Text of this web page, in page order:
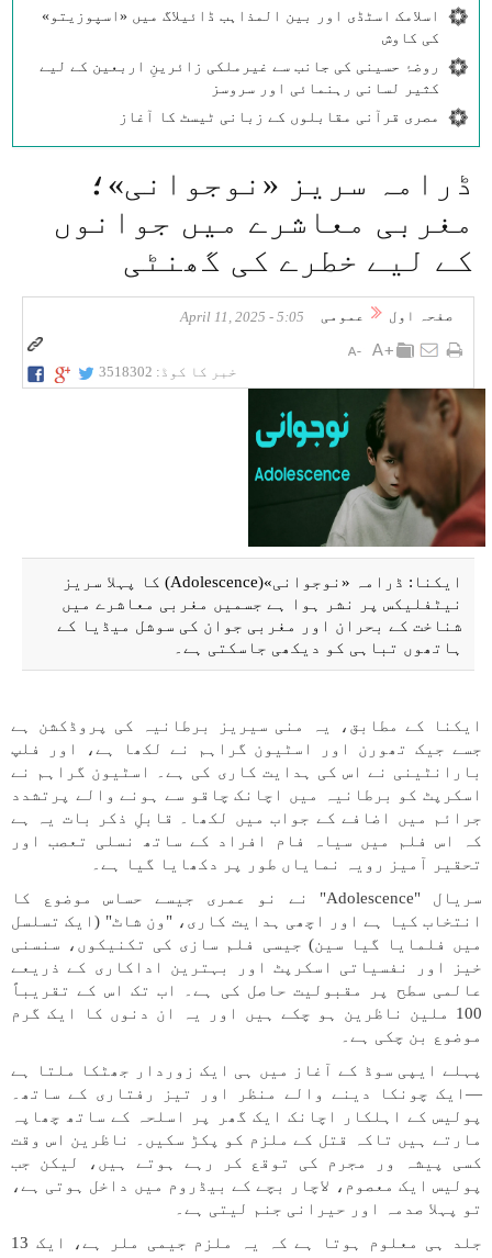
اسلامک اسٹڈی اور بین المذاہب ڈائیلاگ میں «اسپوزیتو»
کی کاوش
روضۂ حسینی کی جانب سے غیرملکی زائرینِ اربعین کے لیے
کثیر لسانی رہنمائی اور سروسز
مصری قرآنی مقابلوں کے زبانی ٹیسٹ کا آغاز
ڈرامہ سریز «نوجوانی»؛
مغربی معاشرے میں جوانوں
کے لیے خطرے کی گھنٹی
صفحہ اول عمومی 5:05 - April 11, 2025
خبر کا کوڈ: 3518302
ایکنا: ڈرامہ «نوجوانی»(Adolescence) کا پہلا سریز
نیٹفلیکس پر نشر ہوا ہے جسمیں مغربی معاشرے میں
شناخت کے بحران اور مغربی جوان کی سوشل میڈیا کے
ہاتھوں تباہی کو دیکھی جاسکتی ہے۔
ایکنا کے مطابق، یہ منی سیریز برطانیہ کی پروڈکشن ہے
جسے جیک تھورن اور اسٹیون گراہم نے لکھا ہے، اور فلپ
بارانٹینی نے اس کی ہدایت کاری کی ہے۔ اسٹیون گراہم نے
اسکرپٹ کو برطانیہ میں اچانک چاقو سے ہونے والے پرتشدد
جرائم میں اضافے کے جواب میں لکھا۔ قابلِ ذکر بات یہ ہے
کہ اس فلم میں سیاہ فام افراد کے ساتھ نسلی تعصب اور
تحقیر آمیز رویہ نمایاں طور پر دکھایا گیا ہے۔
سریال "Adolescence" نے نو عمری جیسے حساس موضوع کا
انتخاب کیا ہے اور اچھی ہدایت کاری، "ون شاٹ" (ایک تسلسل
میں فلمایا گیا سین) جیسی فلم سازی کی تکنیکوں، سنسنی
خیز اور نفسیاتی اسکرپٹ اور بہترین اداکاری کے ذریعے
عالمی سطح پر مقبولیت حاصل کی ہے۔ اب تک اس کے تقریباً
100 ملین ناظرین ہو چکے ہیں اور یہ ان دنوں کا ایک گرم
موضوع بن چکی ہے۔
پہلے ایپی سوڈ کے آغاز میں ہی ایک زوردار جھٹکا ملتا ہے
—ایک چونکا دینے والے منظر اور تیز رفتاری کے ساتھ۔
پولیس کے اہلکار اچانک ایک گھر پر اسلحہ کے ساتھ چھاپہ
مارتے ہیں تاکہ قتل کے ملزم کو پکڑ سکیں۔ ناظرین اس وقت
کسی پیشہ ور مجرم کی توقع کر رہے ہوتے ہیں، لیکن جب
پولیس ایک معصوم، لاچار بچے کے بیڈروم میں داخل ہوتی ہے،
تو پہلا صدمہ اور حیرانی جنم لیتی ہے۔
جلد ہی معلوم ہوتا ہے کہ یہ ملزم جیمی ملر ہے، ایک 13